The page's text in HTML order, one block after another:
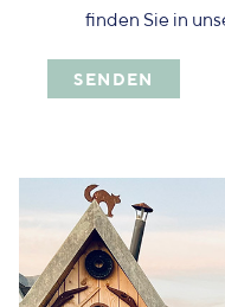
finden Sie in